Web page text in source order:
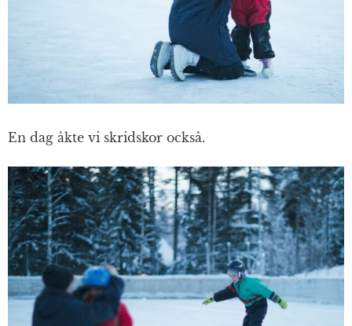
En dag åkte vi skridskor också.